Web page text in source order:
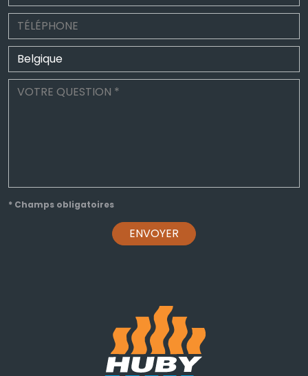
* Champs obligatoires
ENVOYER